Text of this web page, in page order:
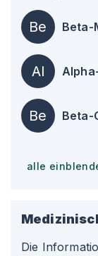
Be Beta-
Al
Be Beta-
alle
Die